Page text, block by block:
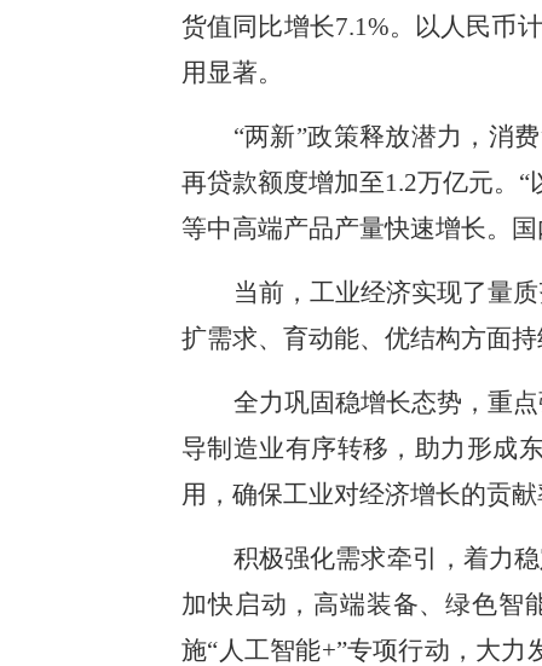
货值同比增长7.1%。以人民币
用显著。
“两新”政策释放潜力，消
再贷款额度增加至1.2万亿元。
等中高端产品产量快速增长。
当前，工业经济实现了量
扩需求、育动能、优结构方面
全力巩固稳增长态势，重
导制造业有序转移，助力形成
用，确保工业对经济增长的贡
积极强化需求牵引，着力
加快启动，高端装备、绿色智
施“人工智能+”专项行动，大